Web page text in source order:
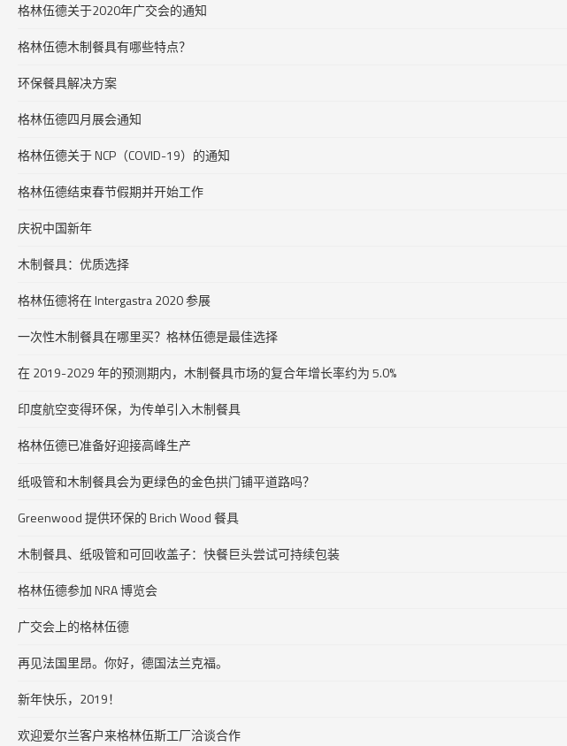
格林伍德关于2020年广交会的通知
格林伍德木制餐具有哪些特点？
环保餐具解决方案
格林伍德四月展会通知
格林伍德关于 NCP（COVID-19）的通知
格林伍德结束春节假期并开始工作
庆祝中国新年
木制餐具：优质选择
格林伍德将在 Intergastra 2020 参展
一次性木制餐具在哪里买？格林伍德是最佳选择
在 2019-2029 年的预测期内，木制餐具市场的复合年增长率约为 5.0%
印度航空变得环保，为传单引入木制餐具
格林伍德已准备好迎接高峰生产
纸吸管和木制餐具会为更绿色的金色拱门铺平道路吗？
Greenwood 提供环保的 Brich Wood 餐具
木制餐具、纸吸管和可回收盖子：快餐巨头尝试可持续包装
格林伍德参加 NRA 博览会
广交会上的格林伍德
再见法国里昂。你好，德国法兰克福。
新年快乐，2019！
欢迎爱尔兰客户来格林伍斯工厂洽谈合作